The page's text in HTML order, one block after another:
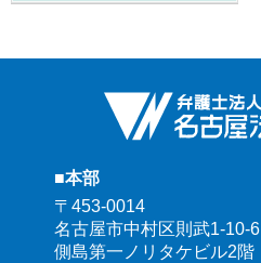
■本部
〒453-0014
名古屋市中村区則武1-10-6
側島第一ノリタケビル2階